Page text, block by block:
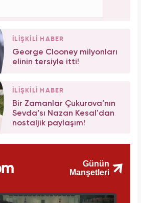
İLİŞKİLİ HABER
George Clooney milyonları
elinin tersiyle itti!
İLİŞKİLİ HABER
Bir Zamanlar Çukurova’nın
Sevda’sı Nazan Kesal'dan
nostaljik paylaşım!